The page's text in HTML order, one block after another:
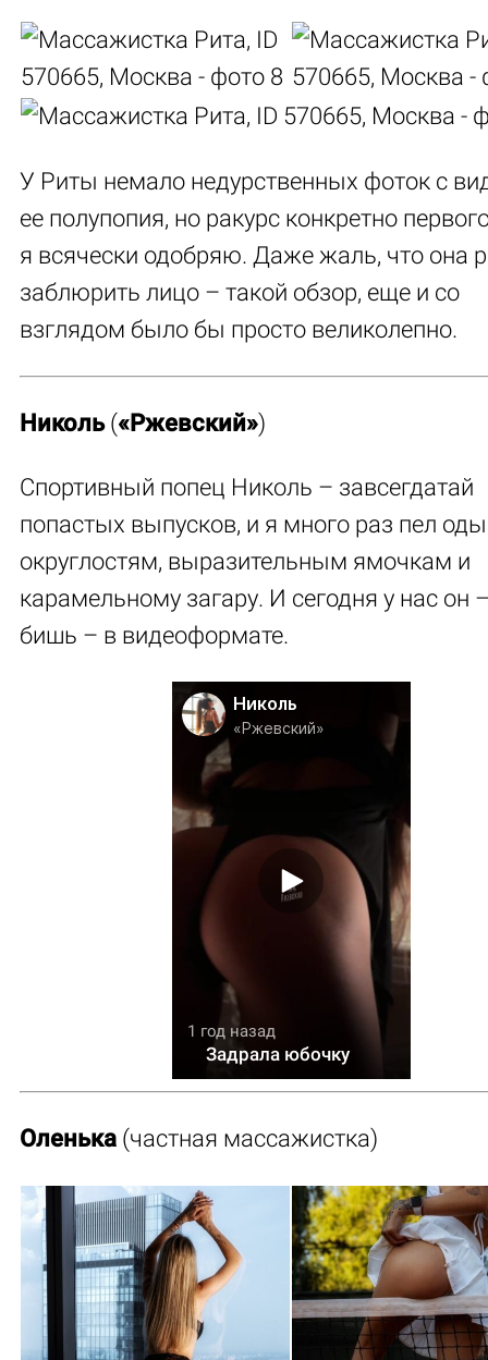
У Риты немало недурственных фоток с
ее полупопия, но ракурс конкретно
я всячески одобряю. Даже жаль, что она
заблюрить лицо – такой обзор, еще и со
взглядом было бы просто великолепно.
Николь(«Ржевский»)
Спортивный попец Николь – завсегдатай
попастых выпусков, и я много раз пел
округлостям, выразительным ямочкам и
карамельному загару. И сегодня у нас он
бишь – в видеоформате.
1 год назад
Задрала юбочку
Николь
«Ржевский»
Оленька (частная массажистка)